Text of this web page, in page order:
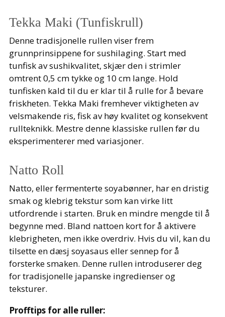
Tekka Maki (Tunfiskrull)
Denne tradisjonelle rullen viser frem
grunnprinsippene for sushilaging. Start med
tunfisk av sushikvalitet, skjær den i strimler
omtrent 0,5 cm tykke og 10 cm lange. Hold
tunfisken kald til du er klar til å rulle for å bevare
friskheten. Tekka Maki fremhever viktigheten av
velsmakende ris, fisk av høy kvalitet og konsekvent
rullteknikk. Mestre denne klassiske rullen før du
eksperimenterer med variasjoner.
Natto Roll
Natto, eller fermenterte soyabønner, har en dristig
smak og klebrig tekstur som kan virke litt
utfordrende i starten. Bruk en mindre mengde til å
begynne med. Bland nattoen kort for å aktivere
klebrigheten, men ikke overdriv. Hvis du vil, kan du
tilsette en dæsj soyasaus eller sennep for å
forsterke smaken. Denne rullen introduserer deg
for tradisjonelle japanske ingredienser og
teksturer.
Profftips for alle ruller: